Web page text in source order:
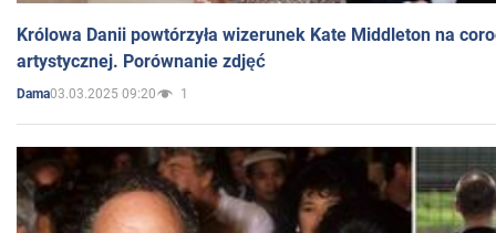
Królowa Danii powtórzyła wizerunek Kate Middleton na
artystycznej. Porównanie zdjęć
Dama03.03.2025 09:20 1